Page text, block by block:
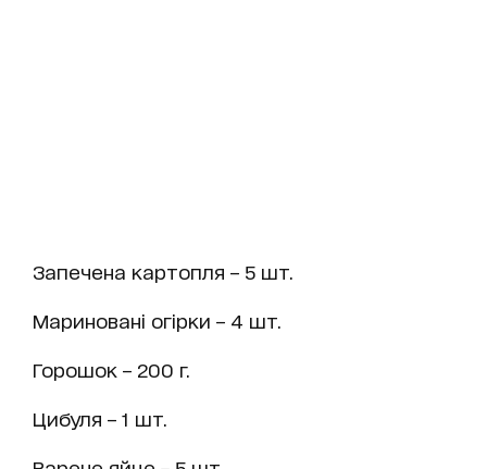
Запечена картопля – 5 шт.
Мариновані огірки – 4 шт.
Горошок – 200 г.
Цибуля – 1 шт.